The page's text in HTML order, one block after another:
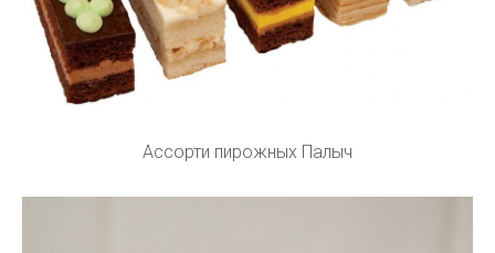
Ассорти пирожных Палыч